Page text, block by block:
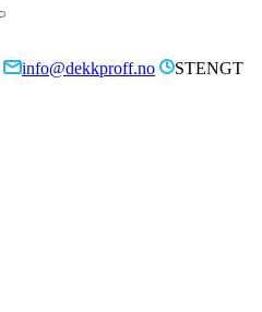
info@dekkproff.no
STENGT